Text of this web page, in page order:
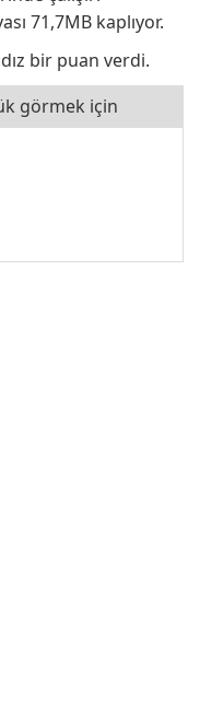
71,7MB kaplıyor.
bir puan verdi.
görmek için